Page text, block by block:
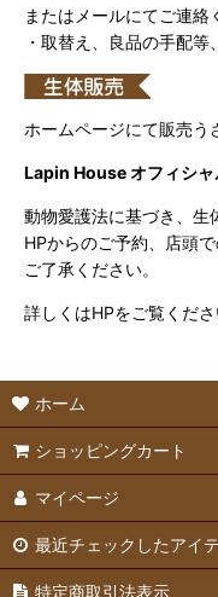
またはメールにてご連絡
・取替え、良品の手配等
ホームページにて販売う
Lapin House オフィシャ
動物愛護法に基づき、生
HPからのご予約、店頭
ご了承ください。
詳しくはHPをご覧くださ
ホーム
ショッピングカート
マイページ
最近チェックしたアイ
特定商取引法表示